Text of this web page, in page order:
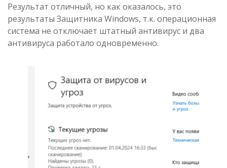
Результат отличный, но как оказалось, это
результаты Защитника Windows, т.к. операционная
система не отключает штатный антивирус и два
антивируса работало одновременно.